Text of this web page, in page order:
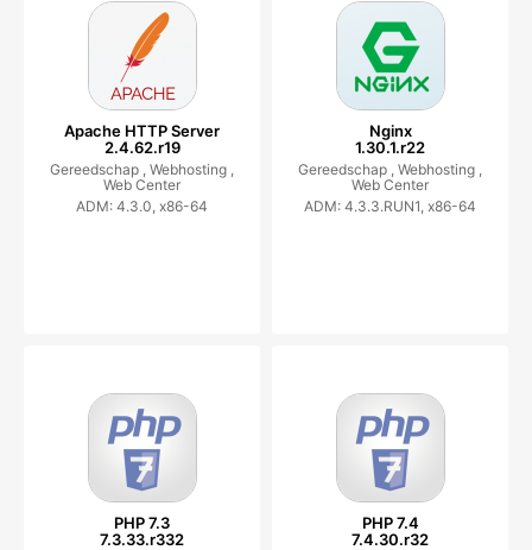
Apache HTTP Server
2.4.62.r19
Gereedschap , Webhosting ,
Web Center
ADM: 4.3.0, x86-64
Nginx
1.30.1.r22
Gereedschap , Webhosting ,
Web Center
ADM: 4.3.3.RUN1, x86-64
PHP 7.3
7.3.33.r332
PHP 7.4
7.4.30.r32